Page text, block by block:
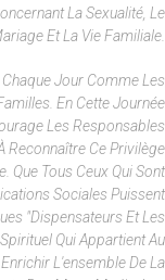
La Sexualité, Le
Et La Vie Familiale.
Jour Comme Les
En Cette Journée
Les Responsables
Reconnaître Ce Privilège
Que Tous Ceux Qui Sont
Sociales Puissent
"dispensateurs Et Les
Qui Appartient Au
L'ensemble De La